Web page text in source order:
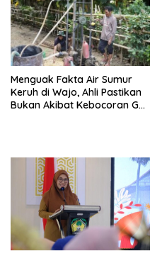
Menguak Fakta Air Sumur
Keruh di Wajo, Ahli Pastikan
Bukan Akibat Kebocoran Gas